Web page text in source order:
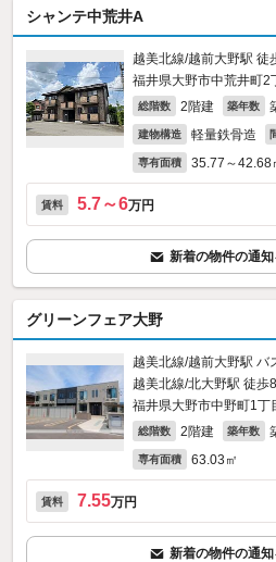
シャンテ中荒井A
越美北線/越前大野駅 徒
福井県大野市中荒井町2
総階数 2階建 築年数
建物構造 軽量鉄骨造
専有面積 35.77～42.68
賃料 5.7～6万円
新着の物件の通
グリーンフェア大野
越美北線/越前大野駅 バ
越美北線/北大野駅 徒歩
福井県大野市中野町1丁
総階数 2階建 築年数
専有面積 63.03㎡
賃料 7.55万円
新着の物件の通